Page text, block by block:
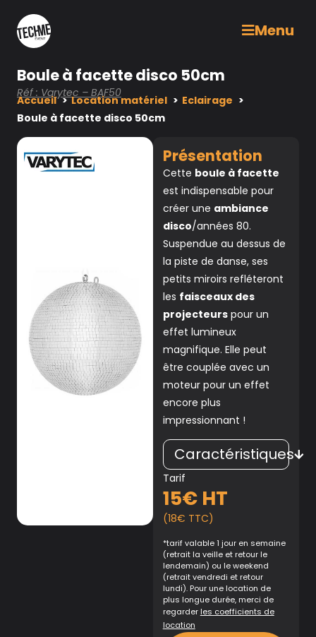
Menu
Boule à facette disco 50cm
Réf : Varytec – BAF50
Accueil Location matériel
Eclairage
Boule à facette disco 50cm
Présentation
Cette boule à facette
est indispensable pour
créer une ambiance
disco/années 80.
Suspendue au dessus de
la piste de danse, ses
petits miroirs refléteront
les faisceaux des
projecteurspour un
effet lumineux
magnifique. Elle peut
être couplée avec un
moteur pour un effet
encore plus
impressionnant !
Caractéristiques
Tarif
15€ HT
(18€ TTC)
*tarif valable 1 jour en semaine
(retrait la veille et retour le
lendemain) ou le weekend
(retrait vendredi et retour
lundi). Pour une location de
plus longue durée, merci de
regarder les coefficients de
location